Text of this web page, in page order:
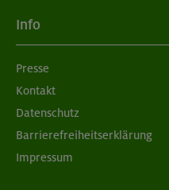
Info
Presse
Kontakt
Datenschutz
Barrierefreiheitserklärung
Impressum